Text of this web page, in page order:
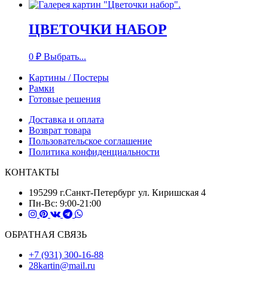
ЦВЕТОЧКИ НАБОР
0 ₽ Выбрать...
Картины / Постеры
Рамки
Готовые решения
Доставка и оплата
Возврат товара
Пользовательское соглашение
Политика конфиденциальности
КОНТАКТЫ
195299 г.Санкт-Петербург ул. Киришская 4
Пн-Вс: 9:00-21:00
ОБРАТНАЯ СВЯЗЬ
+7 (931) 300-16-88
28kartin@mail.ru